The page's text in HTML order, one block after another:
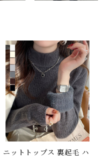
ニットトップス 裏起毛 ハ